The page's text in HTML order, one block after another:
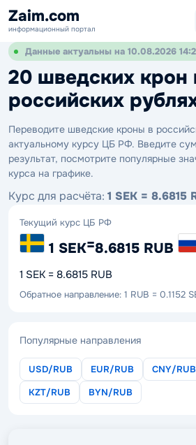
Zaim.com
информационный портал
Данные актуальны на 10.08.2026
20 шведских крон
российских
Переводите шведские кроны в
актуальному курсу ЦБ РФ. Введите
результат, посмотрите популярные
курса на графике.
Курс для расчёта: 1 SEK = 8.6815
Текущий курс ЦБ РФ
1 SEK=8.6815 RUB
1 SEK = 8.6815 RUB
Обратное направление: 1 RUB = 0.1152
Популярные направления
USD/RUB EUR/RUB CNY/RUB
KZT/RUB
BYN/RUB